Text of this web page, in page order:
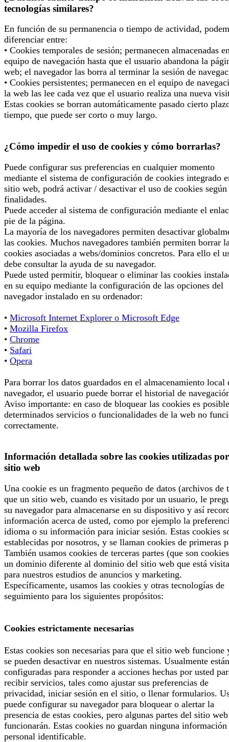
tecnologías similares?
En función de su permanencia o tiempo de actividad,
diferenciar entre:
• Cookies temporales de sesión; permanecen almacenadas
equipo de navegación hasta que el usuario abandona la
web; el navegador las borra al terminar la sesión de
• Cookies persistentes; permanecen en el equipo de
la web las lee cada vez que el usuario realiza una nueva
Estas cookies se borran automáticamente pasado cierto
tiempo, que puede ser corto o muy largo.
¿Cómo impedir el uso de cookies y cómo borrarlas?
Puede configurar sus preferencias en cualquier momento
mediante el sistema de configuración de cookies integrado
sitio web, podrá activar / desactivar el uso de cookies según
finalidades.
Puede acceder al sistema de configuración mediante el
pie de la página.
La mayoría de los navegadores permiten desactivar
las cookies. Muchos navegadores también permiten borrar
cookies asociadas a webs/dominios concretos. Para ello el
debe consultar la ayuda de su navegador.
Puede usted permitir, bloquear o eliminar las cookies
en su equipo mediante la configuración de las opciones del
navegador instalado en su ordenador:
• Microsoft Internet Explorer o Microsoft Edge
• Mozilla Firefox
• Chrome
• Safari
• Opera
Para borrar los datos guardados en el almacenamiento local
navegador, el usuario puede borrar el historial de
Aviso importante: en caso de bloquear las cookies es
determinados servicios o funcionalidades de la web no
correctamente.
Información detallada sobre las cookies utilizadas por
sitio web
Una cookie es un fragmento pequeño de datos (archivos de
que un sitio web, cuando es visitado por un usuario, le
su navegador para almacenarse en su dispositivo y así
información acerca de usted, como por ejemplo la
idioma o su información para iniciar sesión. Estas cookies
establecidas por nosotros, y se llaman cookies de primeras
También usamos cookies de terceras partes (que son
un dominio diferente al dominio del sitio web que está
para nuestros estudios de anuncios y marketing.
Específicamente, usamos las cookies y otras tecnologías de
seguimiento para los siguientes propósitos:
Cookies estrictamente necesarias
Estas cookies son necesarias para que el sitio web funcione
se pueden desactivar en nuestros sistemas. Usualmente están
configuradas para responder a acciones hechas por usted
recibir servicios, tales como ajustar sus preferencias de
privacidad, iniciar sesión en el sitio, o llenar formularios.
puede configurar su navegador para bloquear o alertar la
presencia de estas cookies, pero algunas partes del sitio
funcionarán. Estas cookies no guardan ninguna información
personal identificable.